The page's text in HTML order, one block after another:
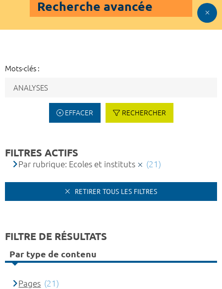
Recherche avancée
Mots-clés :
EFFACER RECHERCHER
FILTRES ACTIFS
Par rubrique: Ecoles et instituts (21)
RETIRER TOUS LES FILTRES
FILTRE DE RÉSULTATS
Par type de contenu
Pages (21)